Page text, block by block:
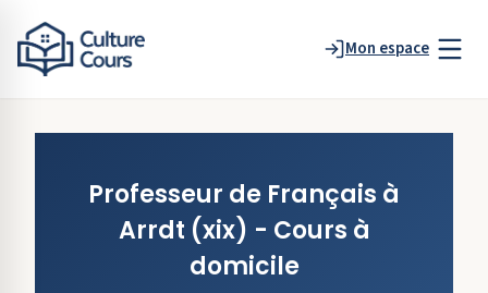
Mon espace
Professeur de Français à
Arrdt (xix) - Cours à
domicile